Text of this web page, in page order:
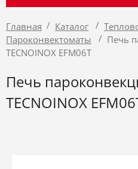
Главная / Каталог /
Пароконвектоматы
/ Печь
TECNOINOX EFM06T
Печь
TECNOINOX